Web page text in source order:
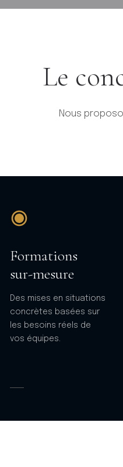
Le
Nous
Formations
sur-mesure
Des mises en situations
concrètes basées sur
les besoins réels de
vos équipes.